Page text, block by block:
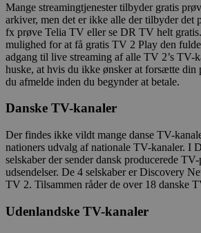
Mange streamingtjenester tilbyder gratis
arkiver, men det er ikke alle der tilbyder det
fx prøve Telia TV eller se DR TV helt
mulighed for at få gratis TV 2 Play den
adgang til live streaming af alle TV 2’s TV-
huske, at hvis du ikke ønsker at forsætte din
du afmelde inden du begynder at betale.
Danske TV-kanaler
Der findes ikke vildt mange danse TV-
nationers udvalg af nationale TV-kanaler. I
selskaber der sender dansk producerede
udsendelser. De 4 selskaber er Discovery
TV 2. Tilsammen råder de over 18 danske
Udenlandske TV-kanaler